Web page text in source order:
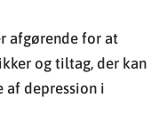
afgørende for at
og tiltag, der kan
af depression i